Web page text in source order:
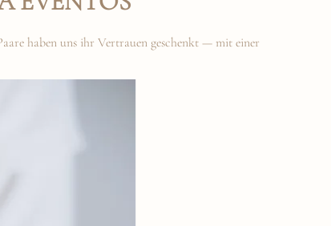
haben uns ihr Vertrauen geschenkt — mit einer